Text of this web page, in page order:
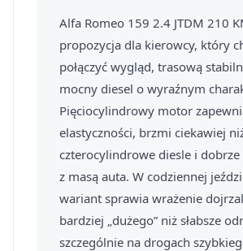
Alfa Romeo 159 2.4 JTDM 210
propozycja dla kierowcy, który
połączyć wygląd, trasową
mocny diesel o wyraźnym
Pięciocylindrowy motor
elastyczności, brzmi ciekawiej
czterocylindrowe diesle i
z masą auta. W codziennej
wariant sprawia wrażenie
bardziej „dużego” niż słabsze
szczególnie na drogach